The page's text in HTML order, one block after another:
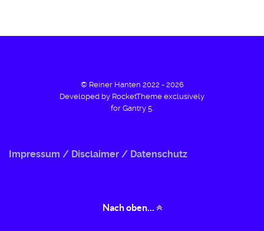
© Reiner Hanten 2022 - 2026
Developed by RocketTheme exclusively
for Gantry 5.
Impressum / Disclaimer / Datenschutz
Nach oben...